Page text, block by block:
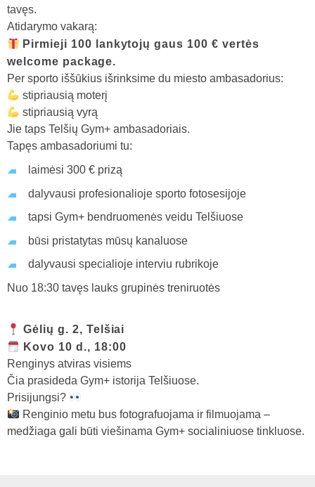
tavęs.
Atidarymo vakarą:
Pirmieji 100 lankytojų gaus 100 € vertės
welcome package.
Per sporto iššūkius išrinksime du miesto ambasadorius:
stipriausią moterį
stipriausią vyrą
Jie taps Telšių Gym+ ambasadoriais.
Tapęs ambasadoriumi tu:
laimėsi 300 € prizą
dalyvausi profesionalioje sporto fotosesijoje
tapsi Gym+ bendruomenės veidu Telšiuose
būsi pristatytas mūsų kanaluose
dalyvausi specialioje interviu rubrikoje
Nuo 18:30 tavęs lauks grupinės treniruotės
Gėlių g. 2, Telšiai
Kovo 10 d., 18:00
Renginys atviras visiems
Čia prasideda Gym+ istorija Telšiuose.
Prisijungsi?
Renginio metu bus fotografuojama ir filmuojama –
medžiaga gali būti viešinama Gym+ socialiniuose tinkluose.